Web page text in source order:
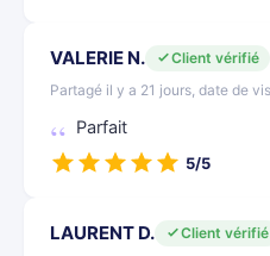
VALERIE N.
Client vérifié
Partagé il y a 21 jours, date de
Parfait
5/5
LAURENT D.
Client vérifié